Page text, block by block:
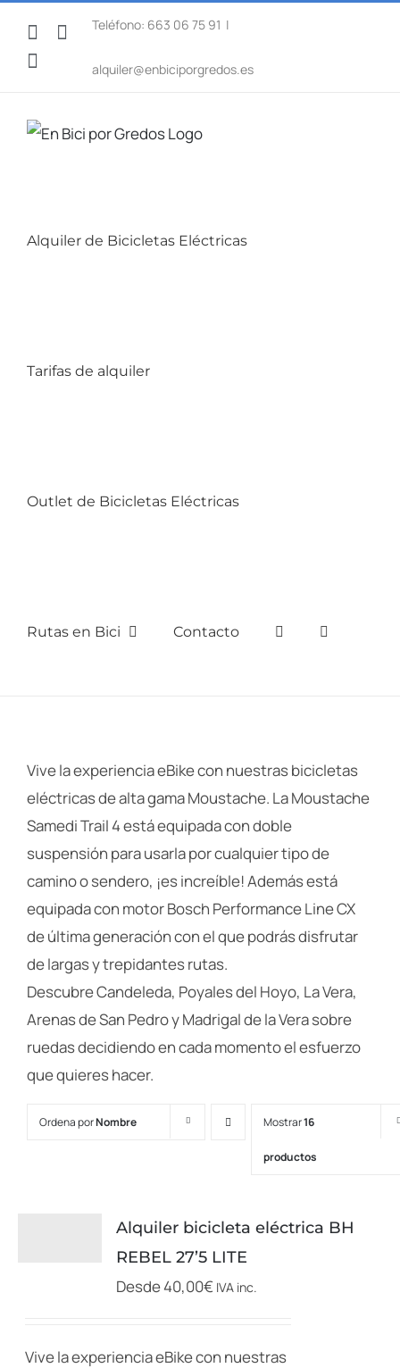
contenido
Facebook
WhatsApp
Instagram
Teléfono: 663 06 75 91 |
alquiler@enbiciporgredos.es
Alquiler de Bicicletas Eléctricas
Tarifas de alquiler
Outlet de Bicicletas Eléctricas
Rutas en Bici Contacto
Vive la experiencia eBike con nuestras bicicletas
eléctricas de alta gama Moustache. La Moustache
Samedi Trail 4 está equipada con doble
suspensión para usarla por cualquier tipo de
camino o sendero, ¡es increíble! Además está
equipada con motor Bosch Performance Line CX
de última generación con el que podrás disfrutar
de largas y trepidantes rutas.
Descubre Candeleda, Poyales del Hoyo, La Vera,
Arenas de San Pedro y Madrigal de la Vera sobre
ruedas decidiendo en cada momento el esfuerzo
que quieres hacer.
Ordena porNombre Mostrar16
productos
Alquiler bicicleta eléctrica BH
REBEL 27’5 LITE
Desde40,00€ IVA inc.
Vive la experiencia eBike con nuestras